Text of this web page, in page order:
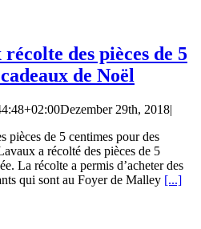
des pièces de 5
de Noël
Dezember 29th, 2018|
pièces de 5 centimes pour des
a récolté des pièces de 5
La récolte a permis d’acheter des
qui sont au Foyer de Malley [...]